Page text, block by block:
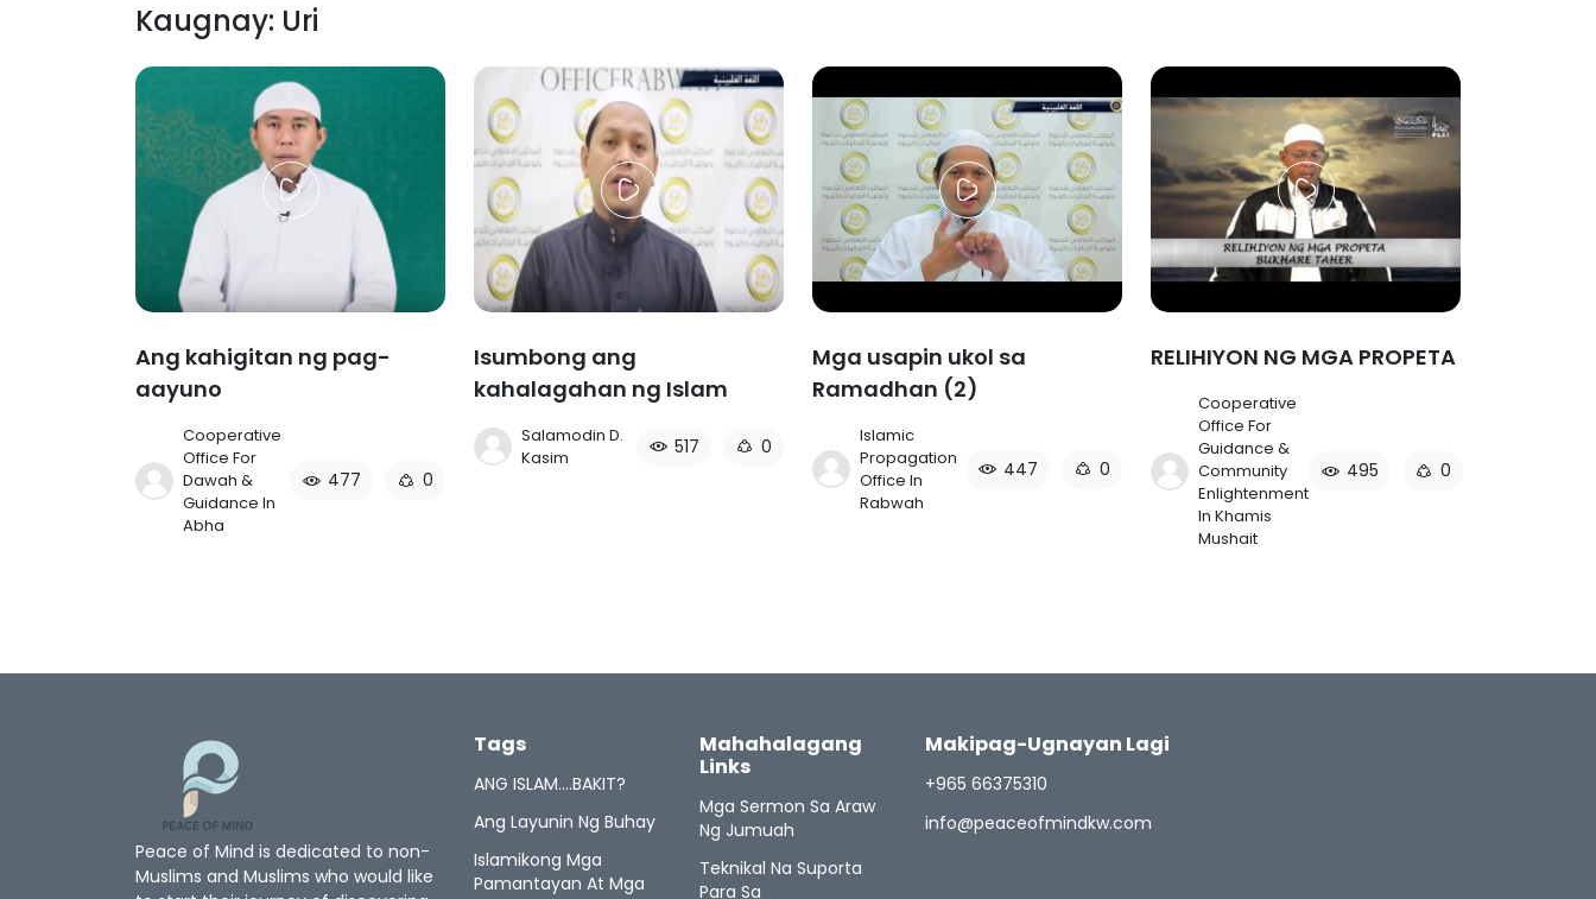
Kaugnay: Uri
Ang kahigitan ng pag-
aayuno
Cooperative
Office For
Dawah &
Guidance In
Abha
477 0
Isumbong ang
kahalagahan ng Islam
Salamodin D.
Kasim
517 0
Mga usapin ukol sa
Ramadhan (2)
Islamic
Propagation
Office In
Rabwah
447 0
RELIHIYON NG MGA PROPETA
Cooperative
Office For
Guidance &
Community
Enlightenment
In Khamis
Mushait
495 0
Peace of Mind is dedicated to non-
Muslims and Muslims who would like
Tags
ANG ISLAM….BAKIT?
Ang Layunin Ng Buhay
Islamikong Mga
Pamantayan At Mga
Mahahalagang
Links
Mga Sermon Sa Araw
Ng Jumuah
Teknikal Na Suporta
Para Sa
Makipag-Ugnayan Lagi
+965 66375310
info@peaceofmindkw.com